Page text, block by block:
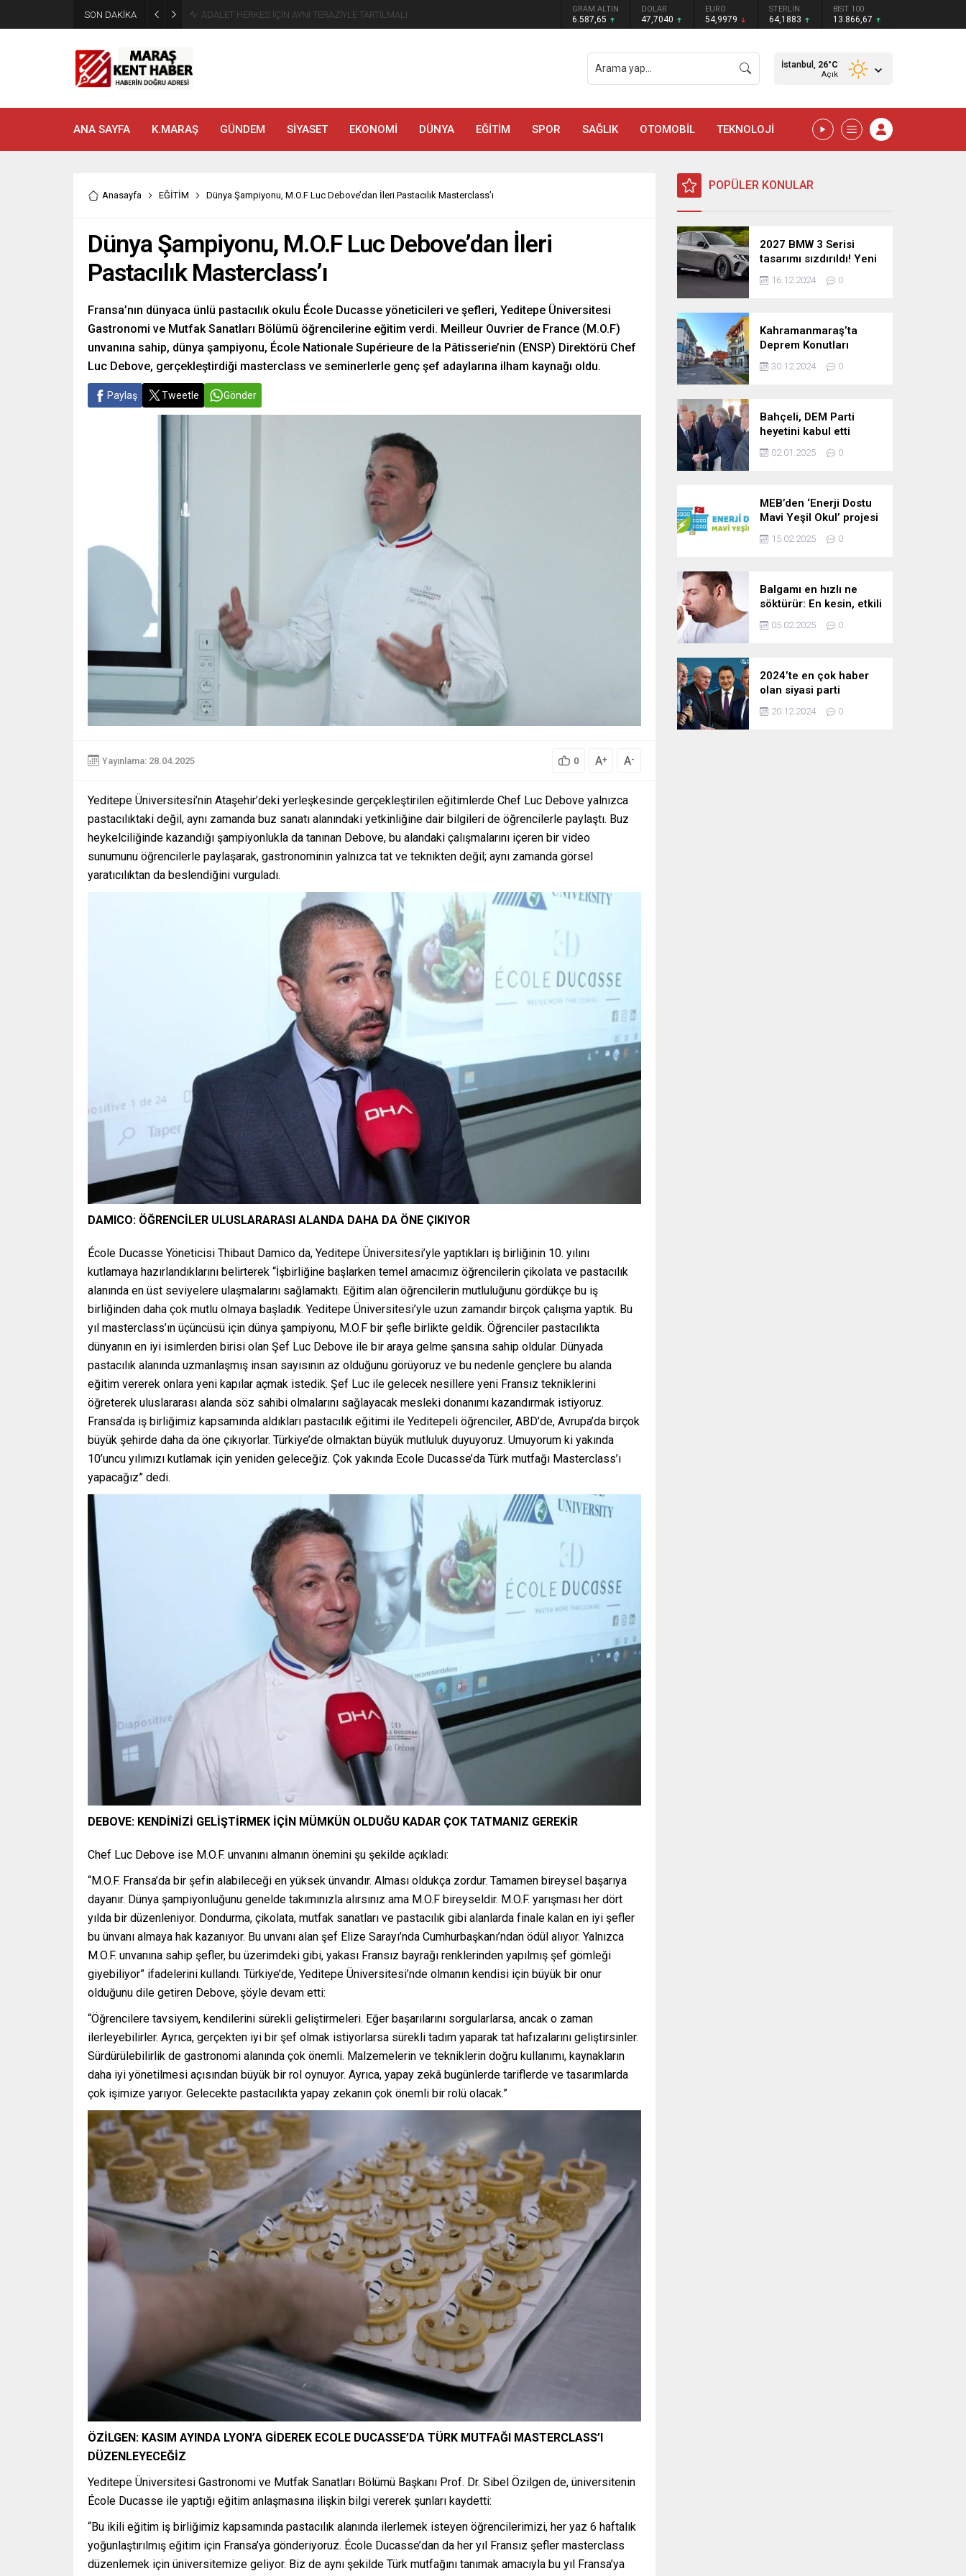
SON DAKİKA Tahliye Kararı Sonrası Kahramanmaraş’ta Tek Soru: Diğerleri neden İçeride? GRAM ALTIN
6.587,65
DOLAR
47,7040
EURO
54,9979
STERLİN
64,1883
BIST 100
13.866,67
İstanbul, 26°C
Açık
ANA SAYFA K.MARAŞ GÜNDEM SİYASET EKONOMİ DÜNYA EĞİTİM SPOR SAĞLIK OTOMOBİL TEKNOLOJİ
Anasayfa EĞİTİM Dünya Şampiyonu, M.O.F Luc Debove’dan İleri Pastacılık Masterclass’ı
Dünya Şampiyonu, M.O.F Luc Debove’dan İleri
Pastacılık Masterclass’ı
Fransa’nın dünyaca ünlü pastacılık okulu École Ducasse yöneticileri ve şefleri, Yeditepe Üniversitesi
Gastronomi ve Mutfak Sanatları Bölümü öğrencilerine eğitim verdi. Meilleur Ouvrier de France (M.O.F)
unvanına sahip, dünya şampiyonu, École Nationale Supérieure de la Pâtisserie’nin (ENSP) Direktörü Chef
Luc Debove, gerçekleştirdiği masterclass ve seminerlerle genç şef adaylarına ilham kaynağı oldu.
Paylaş Tweetle Gönder
Yayınlama: 28.04.2025 0 A+ A-
Yeditepe Üniversitesi’nin Ataşehir’deki yerleşkesinde gerçekleştirilen eğitimlerde Chef Luc Debove yalnızca
pastacılıktaki değil, aynı zamanda buz sanatı alanındaki yetkinliğine dair bilgileri de öğrencilerle paylaştı. Buz
heykelciliğinde kazandığı şampiyonlukla da tanınan Debove, bu alandaki çalışmalarını içeren bir video
sunumunu öğrencilerle paylaşarak, gastronominin yalnızca tat ve teknikten değil; aynı zamanda görsel
yaratıcılıktan da beslendiğini vurguladı.
DAMICO: ÖĞRENCİLER ULUSLARARASI ALANDA DAHA DA ÖNE ÇIKIYOR
École Ducasse Yöneticisi Thibaut Damico da, Yeditepe Üniversitesi’yle yaptıkları iş birliğinin 10. yılını
kutlamaya hazırlandıklarını belirterek “İşbirliğine başlarken temel amacımız öğrencilerin çikolata ve pastacılık
alanında en üst seviyelere ulaşmalarını sağlamaktı. Eğitim alan öğrencilerin mutluluğunu gördükçe bu iş
birliğinden daha çok mutlu olmaya başladık. Yeditepe Üniversitesi’yle uzun zamandır birçok çalışma yaptık. Bu
yıl masterclass’ın üçüncüsü için dünya şampiyonu, M.O.F bir şefle birlikte geldik. Öğrenciler pastacılıkta
dünyanın en iyi isimlerden birisi olan Şef Luc Debove ile bir araya gelme şansına sahip oldular. Dünyada
pastacılık alanında uzmanlaşmış insan sayısının az olduğunu görüyoruz ve bu nedenle gençlere bu alanda
eğitim vererek onlara yeni kapılar açmak istedik. Şef Luc ile gelecek nesillere yeni Fransız tekniklerini
öğreterek uluslararası alanda söz sahibi olmalarını sağlayacak mesleki donanımı kazandırmak istiyoruz.
Fransa’da iş birliğimiz kapsamında aldıkları pastacılık eğitimi ile Yeditepeli öğrenciler, ABD’de, Avrupa’da birçok
büyük şehirde daha da öne çıkıyorlar. Türkiye’de olmaktan büyük mutluluk duyuyoruz. Umuyorum ki yakında
10’uncu yılımızı kutlamak için yeniden geleceğiz. Çok yakında Ecole Ducasse’da Türk mutfağı Masterclass’ı
yapacağız” dedi.
DEBOVE: KENDİNİZİ GELİŞTİRMEK İÇİN MÜMKÜN OLDUĞU KADAR ÇOK TATMANIZ GEREKİR
Chef Luc Debove ise M.O.F. unvanını almanın önemini şu şekilde açıkladı:
“M.O.F. Fransa’da bir şefin alabileceği en yüksek ünvandır. Alması oldukça zordur. Tamamen bireysel başarıya
dayanır. Dünya şampiyonluğunu genelde takımınızla alırsınız ama M.O.F bireyseldir. M.O.F. yarışması her dört
yılda bir düzenleniyor. Dondurma, çikolata, mutfak sanatları ve pastacılık gibi alanlarda finale kalan en iyi şefler
bu ünvanı almaya hak kazanıyor. Bu unvanı alan şef Elize Sarayı’nda Cumhurbaşkanı’ndan ödül alıyor. Yalnızca
M.O.F. unvanına sahip şefler, bu üzerimdeki gibi, yakası Fransız bayrağı renklerinden yapılmış şef gömleği
giyebiliyor” ifadelerini kullandı. Türkiye’de, Yeditepe Üniversitesi’nde olmanın kendisi için büyük bir onur
olduğunu dile getiren Debove, şöyle devam etti:
“Öğrencilere tavsiyem, kendilerini sürekli geliştirmeleri. Eğer başarılarını sorgularlarsa, ancak o zaman
ilerleyebilirler. Ayrıca, gerçekten iyi bir şef olmak istiyorlarsa sürekli tadım yaparak tat hafızalarını geliştirsinler.
Sürdürülebilirlik de gastronomi alanında çok önemli. Malzemelerin ve tekniklerin doğru kullanımı, kaynakların
daha iyi yönetilmesi açısından büyük bir rol oynuyor. Ayrıca, yapay zekâ bugünlerde tariflerde ve tasarımlarda
çok işimize yarıyor. Gelecekte pastacılıkta yapay zekanın çok önemli bir rolü olacak.”
ÖZİLGEN: KASIM AYINDA LYON’A GİDEREK ECOLE DUCASSE’DA TÜRK MUTFAĞI MASTERCLASS’I
DÜZENLEYECEĞİZ
Yeditepe Üniversitesi Gastronomi ve Mutfak Sanatları Bölümü Başkanı Prof. Dr. Sibel Özilgen de, üniversitenin
École Ducasse ile yaptığı eğitim anlaşmasına ilişkin bilgi vererek şunları kaydetti:
“Bu ikili eğitim iş birliğimiz kapsamında pastacılık alanında ilerlemek isteyen öğrencilerimizi, her yaz 6 haftalık
yoğunlaştırılmış eğitim için Fransa’ya gönderiyoruz. École Ducasse’dan da her yıl Fransız şefler masterclass
düzenlemek için üniversitemize geliyor. Biz de aynı şekilde Türk mutfağını tanımak amacıyla bu yıl Fransa’ya
POPÜLER KONULAR
2027 BMW 3 Serisi
tasarımı sızdırıldı! Yeni
nesil sedan’dan
şaşırtıcı yenilikler!
16.12.2024 0
Kahramanmaraş’ta
Deprem Konutları
2025’te Teslim Edilecek
30.12.2024 0
Bahçeli, DEM Parti
heyetini kabul etti
02.01.2025 0
MEB’den ‘Enerji Dostu
Mavi Yeşil Okul’ projesi
15.02.2025 0
Balgamı en hızlı ne
söktürür: En kesin, etkili
ve çabuk balgam
söktürücü kür!
05.02.2025 0
2024’te en çok haber
olan siyasi parti
liderleri! Zirvedeki isim
fark attı
20.12.2024 0